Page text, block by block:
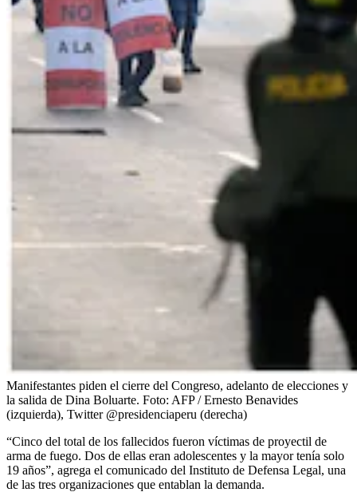
Manifestantes piden el cierre del Congreso, adelanto de elecciones y
la salida de Dina Boluarte. Foto: AFP / Ernesto Benavides
(izquierda), Twitter @presidenciaperu (derecha)
“Cinco del total de los fallecidos fueron víctimas de proyectil de
arma de fuego. Dos de ellas eran adolescentes y la mayor tenía solo
19 años”, agrega el comunicado del Instituto de Defensa Legal, una
de las tres organizaciones que entablan la demanda.